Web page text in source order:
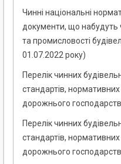
Чинні національні
документи, що набудуть
та промисловості
01.07.2022 року)
Перелік чинних
стандартів,
дорожнього
Перелік чинних
стандартів,
дорожнього